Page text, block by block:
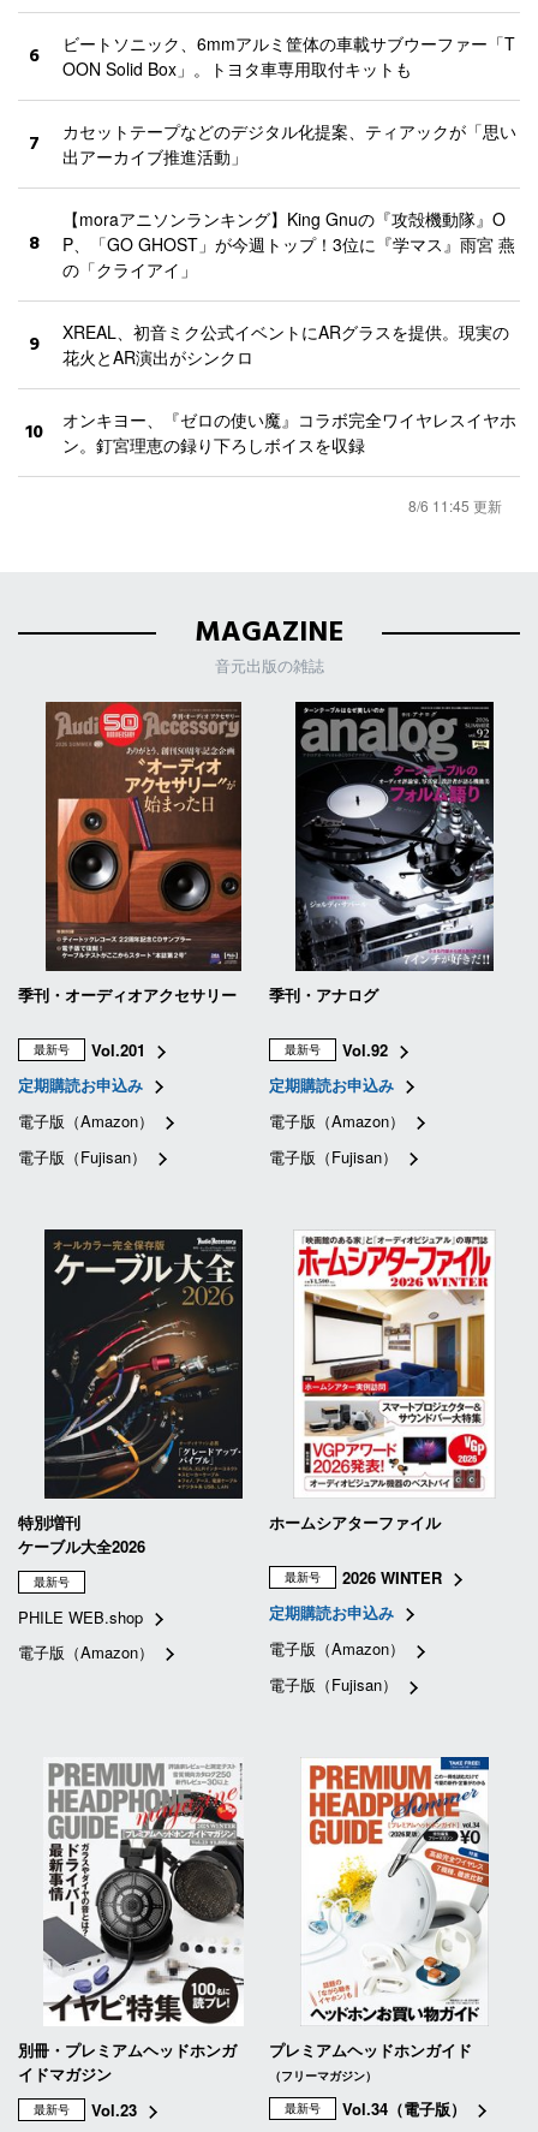
6
ビートソニック、6mmアルミ筐体の車載サブウーファー「T
OON Solid Box」。トヨタ車専用取付キットも
7
カセットテープなどのデジタル化提案、ティアックが「思い
出アーカイブ推進活動」
8
【moraアニソンランキング】King Gnuの『攻殻機動隊』O
P、「GO GHOST」が今週トップ！3位に『学マス』雨宮 燕
の「クライアイ」
9
XREAL、初音ミク公式イベントにARグラスを提供。現実の
花火とAR演出がシンクロ
10
オンキヨー、『ゼロの使い魔』コラボ完全ワイヤレスイヤホ
ン。釘宮理恵の録り下ろしボイスを収録
8/6 11:45 更新
MAGAZINE
音元出版の雑誌
季刊・オーディオアクセサリー
最新号
Vol.201
定期購読お申込み
電子版（Amazon）
電子版（Fujisan）
季刊・アナログ
最新号
Vol.92
定期購読お申込み
電子版（Amazon）
電子版（Fujisan）
特別増刊
ケーブル大全2026
最新号
PHILE WEB.shop
電子版（Amazon）
ホームシアターファイル
最新号
2026 WINTER
定期購読お申込み
電子版（Amazon）
電子版（Fujisan）
別冊・プレミアムヘッドホンガ
イドマガジン
最新号
Vol.23
プレミアムヘッドホンガイド
（フリーマガジン）
最新号
Vol.34（電子版）